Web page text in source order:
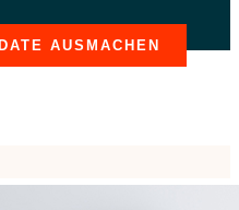
AUSMACHEN